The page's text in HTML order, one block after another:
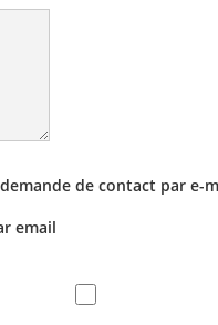
de contact par e-
email